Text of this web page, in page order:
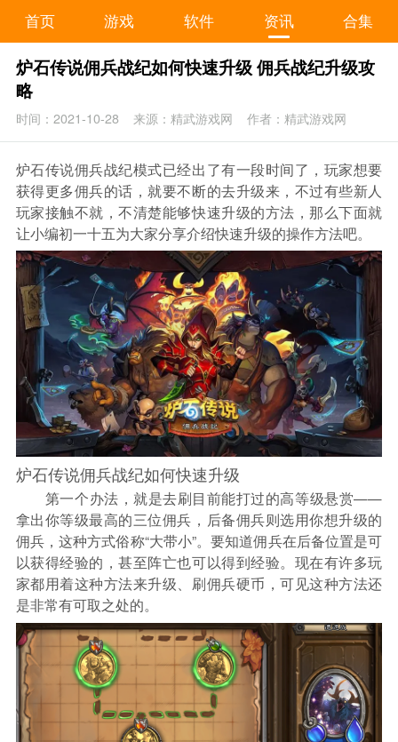
首页 游戏 软件 资讯 合集
炉石传说佣兵战纪如何快速升级 佣兵战纪升级攻
略
时间：2021-10-28 来源：精武游戏网 作者：精武游戏网
炉石传说佣兵战纪模式已经出了有一段时间了，玩家想要
获得更多佣兵的话，就要不断的去升级来，不过有些新人
玩家接触不就，不清楚能够快速升级的方法，那么下面就
让小编初一十五为大家分享介绍快速升级的操作方法吧。
炉石传说佣兵战纪如何快速升级
第一个办法，就是去刷目前能打过的高等级悬赏——
拿出你等级最高的三位佣兵，后备佣兵则选用你想升级的
佣兵，这种方式俗称“大带小”。要知道佣兵在后备位置是可
以获得经验的，甚至阵亡也可以得到经验。现在有许多玩
家都用着这种方法来升级、刷佣兵硬币，可见这种方法还
是非常有可取之处的。